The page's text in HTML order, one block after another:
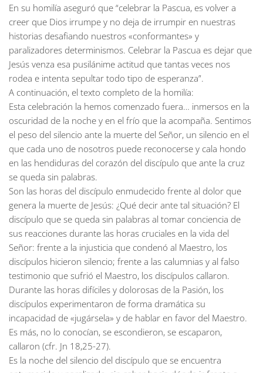
En su homilía aseguró que “celebrar la Pascua, es volver a
creer que Dios irrumpe y no deja de irrumpir en nuestras
historias desafiando nuestros «conformantes» y
paralizadores determinismos. Celebrar la Pascua es dejar que
Jesús venza esa pusilánime actitud que tantas veces nos
rodea e intenta sepultar todo tipo de esperanza”.
A continuación, el texto completo de la homilía:
Esta celebración la hemos comenzado fuera… inmersos en la
oscuridad de la noche y en el frío que la acompaña. Sentimos
el peso del silencio ante la muerte del Señor, un silencio en el
que cada uno de nosotros puede reconocerse y cala hondo
en las hendiduras del corazón del discípulo que ante la cruz
se queda sin palabras.
Son las horas del discípulo enmudecido frente al dolor que
genera la muerte de Jesús: ¿Qué decir ante tal situación? El
discípulo que se queda sin palabras al tomar conciencia de
sus reacciones durante las horas cruciales en la vida del
Señor: frente a la injusticia que condenó al Maestro, los
discípulos hicieron silencio; frente a las calumnias y al falso
testimonio que sufrió el Maestro, los discípulos callaron.
Durante las horas difíciles y dolorosas de la Pasión, los
discípulos experimentaron de forma dramática su
incapacidad de «jugársela» y de hablar en favor del Maestro.
Es más, no lo conocían, se escondieron, se escaparon,
callaron (cfr. Jn 18,25-27).
Es la noche del silencio del discípulo que se encuentra